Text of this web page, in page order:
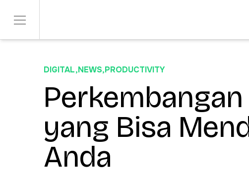
SERVICES
ITERATE
Marketing & Social
CONTENDR
AI Innovation
ARSANA
SECTORS
Banking & Finance
DIGITAL,NEWS,PRODUCTIVITY
yang Bisa
Anda